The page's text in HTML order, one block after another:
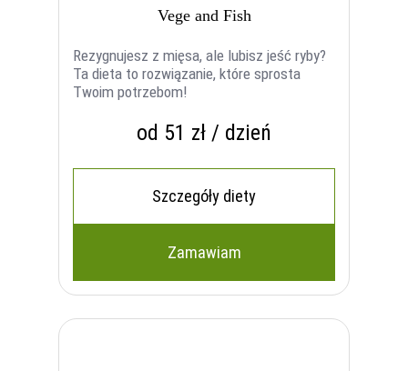
Vege and Fish
Rezygnujesz z mięsa, ale lubisz jeść ryby?
Ta dieta to rozwiązanie, które sprosta
Twoim potrzebom!
od 51 zł / dzień
Szczegóły diety
Zamawiam